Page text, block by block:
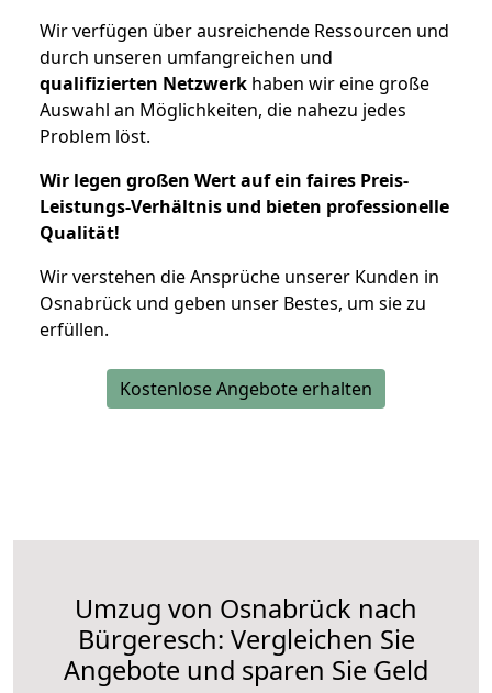
Wir verfügen über ausreichende Ressourcen und
durch unseren umfangreichen und
qualifizierten Netzwerk haben wir eine große
Auswahl an Möglichkeiten, die nahezu jedes
Problem löst.
Wir legen großen Wert auf ein faires Preis-
Leistungs-Verhältnis und bieten professionelle
Qualität!
Wir verstehen die Ansprüche unserer Kunden in
Osnabrück und geben unser Bestes, um sie zu
erfüllen.
Kostenlose Angebote erhalten
Umzug von Osnabrück nach
Bürgeresch: Vergleichen Sie
Angebote und sparen Sie Geld